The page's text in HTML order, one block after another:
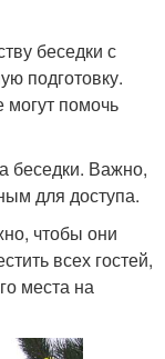
беседки с
подготовку.
помочь
беседки. Важно,
для доступа.
чтобы они
всех гостей,
места на